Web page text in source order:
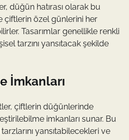
düğün hatırası olarak bu
çiftlerin özel günlerini her
Tasarımlar genellikle renkli
tarzını yansıtacak şekilde
İmkanları
çiftlerin düğünlerinde
imkanları sunar. Bu
yansıtabilecekleri ve